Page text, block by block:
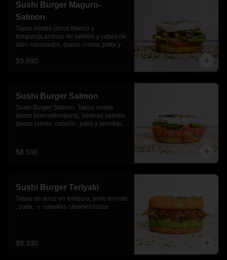
Sushi Burger Maguro-
Salmon
Tapas mixtas (arroz blanco y
tempura)Laminas de salmón y cubos de
atún macerados, queso crema, palta y
$9.990
Sushi Burger Salmon
Sushi Burger Salmon: Tapas mixtas
(arroz blanco/tempura), laminas salmón,
queso crema, cebollín, palta y semillas
$8.590
Sushi Burger Teriyaki
Tapas de arroz en tempura, pollo teriyaki
, palta,  y  cebollas caramelizadas.
$8.390